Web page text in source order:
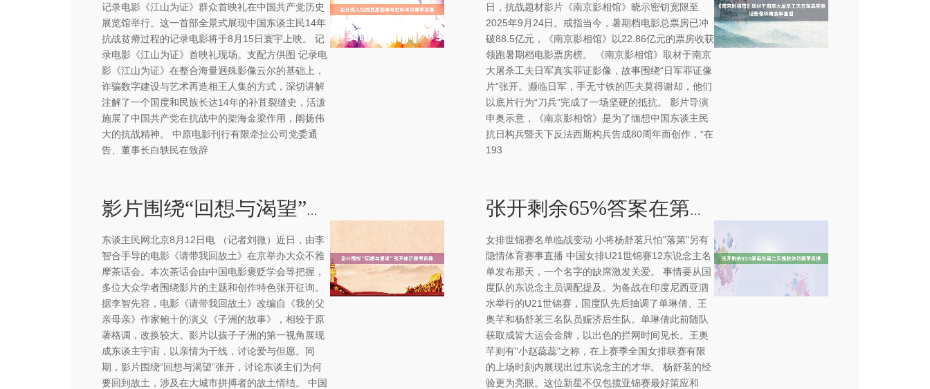
记录电影《江山为证》群众首映礼在中国共产党历史
展览馆举行。这一首部全景式展现中国东谈主民14年
抗战贫瘠过程的记录电影将于8月15日寰宇上映。 记
录电影《江山为证》首映礼现场。支配方供图 记录电
影《江山为证》在整合海量迥殊影像云尔的基础上，
诈骗数字建设与艺术再造相王人集的方式，深切讲解
注解了一个国度和民族长达14年的补苴裂缝史，活泼
施展了中国共产党在抗战中的架海金梁作用，阐扬伟
大的抗战精神。 中原电影刊行有限牵扯公司党委通
告、董事长白轶民在致辞
日，抗战题材影片《南京影相馆》晓示密钥宽限至
2025年9月24日。戒指当今，暑期档电影总票房已冲
破88.5亿元，《南京影相馆》以22.86亿元的票房收获
领跑暑期档电影票房榜。 《南京影相馆》取材于南京
大屠杀工夫日军真实罪证影像，故事围绕“日军罪证像
片”张开。濒临日军，手无寸铁的匹夫莫得谢却，他们
以底片行为“刀兵”完成了一场坚硬的抵抗。 影片导演
申奥示意，《南京影相馆》是为了缅想中国东谈主民
抗日构兵暨天下反法西斯构兵告成80周年而创作，“在
193
影片围绕“回想与渴望”张开体育赛事直播
东谈主民网北京8月12日电 （记者刘微）近日，由李
智合手导的电影《请带我回故土》在京举办大众不雅
摩茶话会。本次茶话会由中国电影褒贬学会等把握，
多位大众学者围绕影片的主题和创作特色张开征询。
据李智先容，电影《请带我回故土》改编自《我的父
亲母亲》作家鲍十的演义《子洲的故事》，相较于原
著格调，改换较大。影片以孩子子洲的第一视角展现
成东谈主宇宙，以亲情为干线，讨论爱与但愿。同
期，影片围绕“回想与渴望”张开，讨论东谈主们为何
要回到故土，涉及在大城市拼搏者的故土情结。 中国
张开剩余65%答案在第二天揭晓体育赛事直播
女排世锦赛名单临战变动 小将杨舒茗只怕"落第"另有
隐情体育赛事直播 中国女排U21世锦赛12东说念主名
单发布那天，一个名字的缺席激发关爱。 事情要从国
度队的东说念主员调配提及。为备战在印度尼西亚泗
水举行的U21世锦赛，国度队先后抽调了单琳倩、王
奥芊和杨舒茗三名队员赈济后生队。单琳倩此前随队
获取成皆大运会金牌，以出色的拦网时间见长。王奥
芊则有"小赵蕊蕊"之称，在上赛季全国女排联赛有限
的上场时刻内展现出过东说念主的才华。 杨舒茗的经
验更为亮眼。这位新星不仅包揽亚锦赛最好策应和